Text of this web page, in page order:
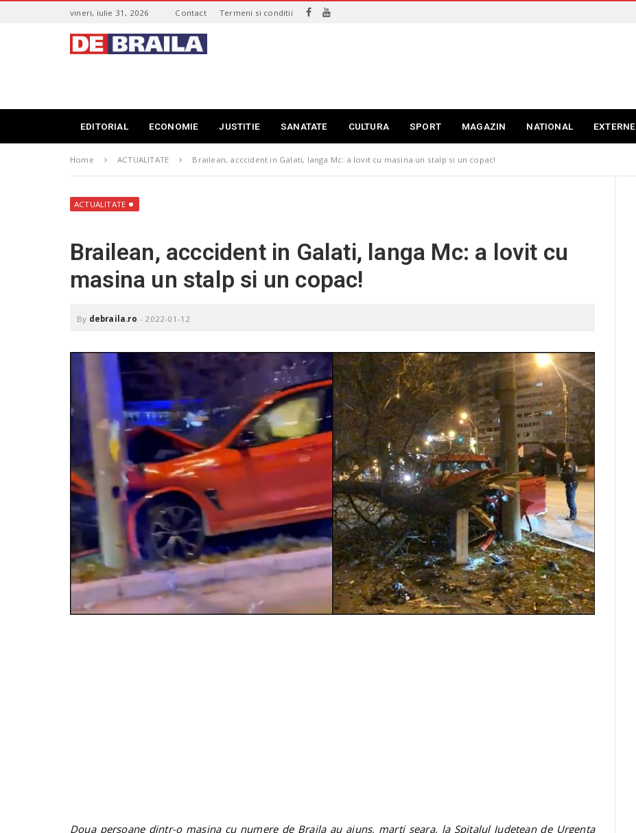
c
vineri, iulie 31, 2026 Contact Termeni si conditii
t
B
l
r
a
i
l
EDITORIAL ECONOMIE JUSTITIE SANATATE CULTURA SPORT MAGAZIN NATIONAL EXTERNE
Home ACTUALITATE Brailean, acccident in Galati, langa Mc: a lovit cu masina un stalp si un copac!
ACTUALITATE
Brailean, acccident in Galati, langa Mc: a lovit cu
masina un stalp si un copac!
By debraila.ro - 2022-01-12
Doua persoane dintr-o masina cu numere de Braila au ajuns, marti seara, la Spitalul Judetean de Urgenta